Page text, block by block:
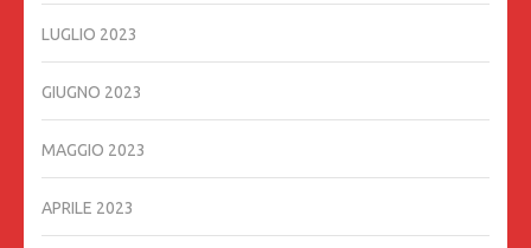
LUGLIO 2023
GIUGNO 2023
MAGGIO 2023
APRILE 2023